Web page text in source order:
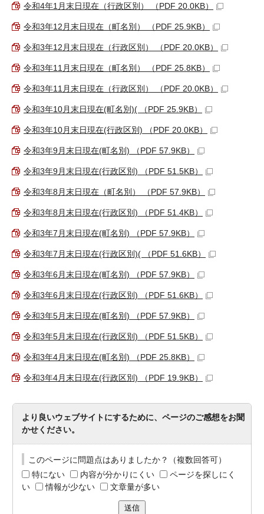
令和4年1月末日現在（行政区別） （PDF 20.0KB）
令和3年12月末日現在（町名別） （PDF 25.9KB）
令和3年12月末日現在（行政区別） （PDF 20.0KB）
令和3年11月末日現在（町名別） （PDF 25.8KB）
令和3年11月末日現在（行政区別） （PDF 20.0KB）
令和3年10月末日現在(町名別)( （PDF 25.9KB）
令和3年10月末日現在(行政区別) （PDF 20.0KB）
令和3年9月末日現在(町名別) （PDF 57.9KB）
令和3年9月末日現在(行政区別) （PDF 51.5KB）
令和3年8月末日現在（町名別） （PDF 57.9KB）
令和3年8月末日現在(行政区別) （PDF 51.4KB）
令和3年7月末日現在(町名別) （PDF 57.9KB）
令和3年7月末日現在(行政区別)( （PDF 51.6KB）
令和3年6月末日現在(町名別) （PDF 57.9KB）
令和3年6月末日現在(行政区別) （PDF 51.6KB）
令和3年5月末日現在(町名別) （PDF 57.9KB）
令和3年5月末日現在(行政区別) （PDF 51.5KB）
令和3年4月末日現在(町名別) （PDF 25.8KB）
令和3年4月末日現在(行政区別) （PDF 19.9KB）
より良いウェブサイトにするために、ページのご感想をお聞
かせください。
このページに問題点はありましたか？（複数回答可）
特にない
内容が分かりにくい
ページを探しにく
い
情報が少ない 文章量が多い
送信